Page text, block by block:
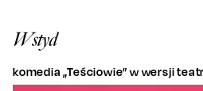
Wstyd
komedia „Teściowie” w wersji